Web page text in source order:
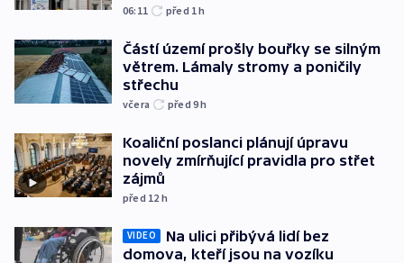
06:11 před 1h
Částí území prošly bouřky se silným
větrem. Lámaly stromy a poničily
střechu
včera před 9h
Koaliční poslanci plánují úpravu
novely zmírňující pravidla pro střet
zájmů
před 12 h
VIDEO
Na ulici přibývá lidí bez
domova, kteří jsou na vozíku